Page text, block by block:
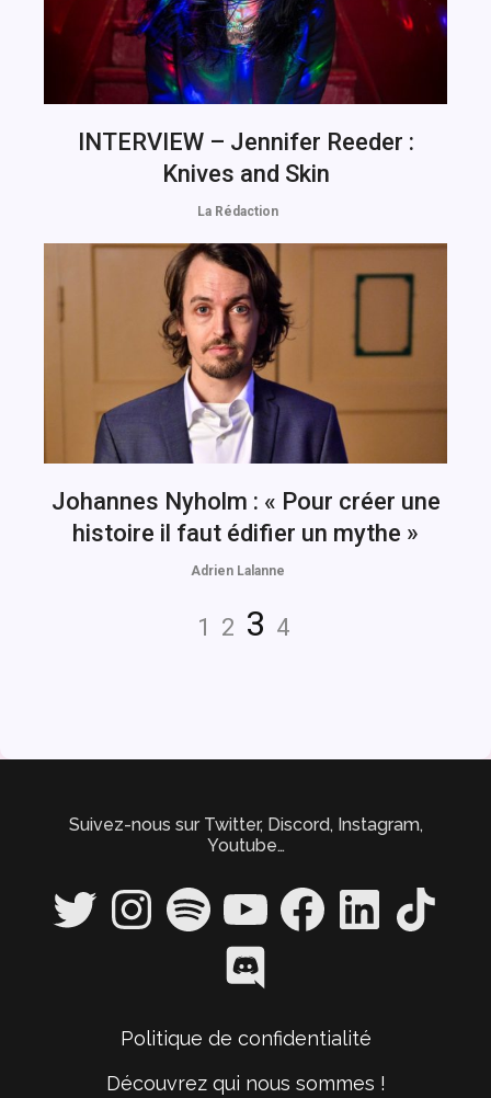
INTERVIEW – Jennifer Reeder :
Knives and Skin
La Rédaction
Johannes Nyholm : « Pour créer une
histoire il faut édifier un mythe »
Adrien Lalanne
Page
1 Page
2 Page
3 Page
4
Suivez-nous sur Twitter, Discord, Instagram,
Youtube…
Twitter InstagramSpotify YouTube FacebookLinkedIn TikTok
Discord
Politique de confidentialité
Découvrez qui nous sommes !